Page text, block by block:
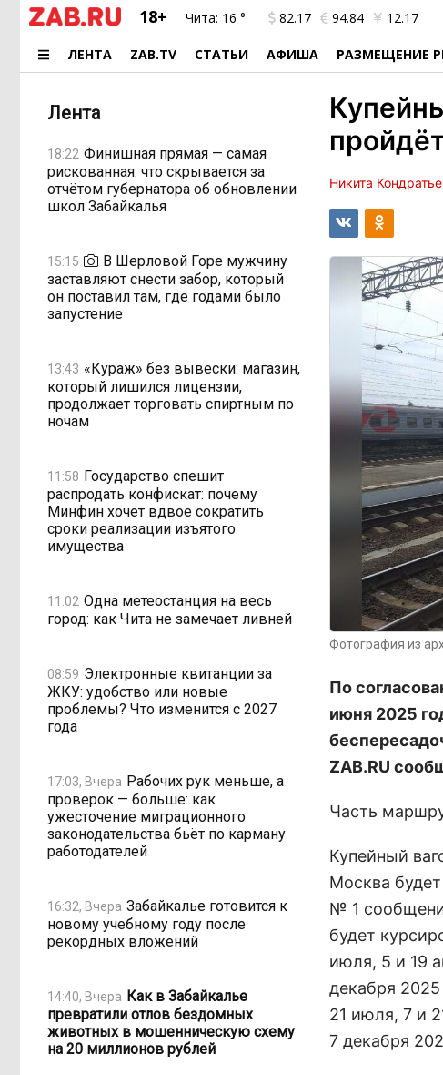
18+ Чита: 16 ° 82.17 94.84 12.17
ЛЕНТА ZAB.TV СТАТЬИ АФИША РАЗМЕЩЕНИЕ
Лента
18:22 Финишная прямая — самая
рискованная: что скрывается за
отчётом губернатора об обновлении
школ Забайкалья
15:15
В Шерловой Горе мужчину
заставляют снести забор, который
он поставил там, где годами было
запустение
13:43 «Кураж» без вывески: магазин,
который лишился лицензии,
продолжает торговать спиртным по
ночам
11:58 Государство спешит
распродать конфискат: почему
Минфин хочет вдвое сократить
сроки реализации изъятого
имущества
11:02 Одна метеостанция на весь
город: как Чита не замечает ливней
08:59 Электронные квитанции за
ЖКУ: удобство или новые
проблемы? Что изменится с 2027
года
17:03, Вчера Рабочих рук меньше, а
проверок — больше: как
ужесточение миграционного
законодательства бьёт по карману
работодателей
16:32, Вчера Забайкалье готовится к
новому учебному году после
рекордных вложений
14:40, Вчера Как в Забайкалье
превратили отлов бездомных
животных в мошенническую схему
на 20 миллионов рублей
Никита
Фотография из
По
июня 2025
ZAB.RU
Часть
Купейный
Москва
№ 1
будет
июля, 5 и 19
декабря
21 июля, 7 и
7 декабря